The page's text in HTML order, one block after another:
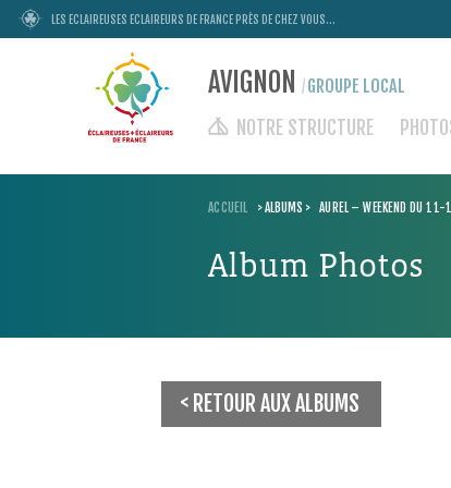
LES ECLAIREUSES ECLAIREURS DE FRANCE PRÈS DE CHEZ VOUS...
AVIGNON /GROUPE LOCAL
NOTRE STRUCTURE
ACCUEIL >ALBUMS > AUREL – WEEKEND DU
Album Photos
RETOUR AUX ALBUMS